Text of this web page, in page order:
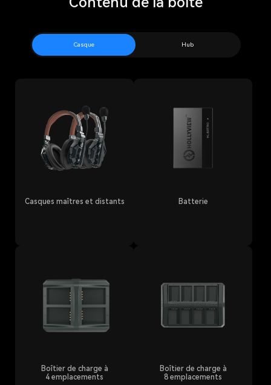
Casque Hub
Casques maîtres et distants Batterie
Boîtier de charge à
4 emplacements
Boîtier de charge à
8 emplacements